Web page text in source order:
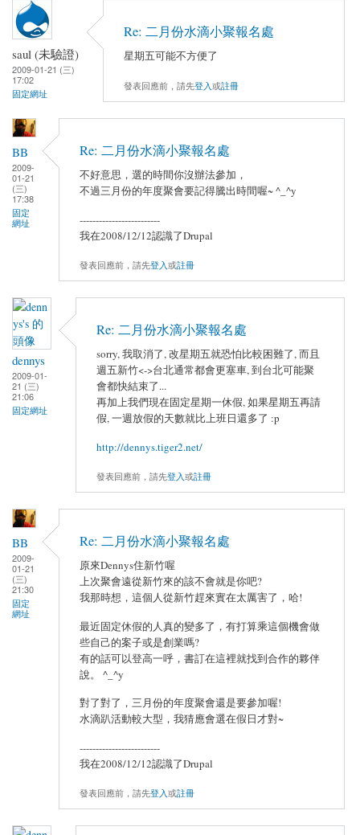
saul (未驗證)
2009-01-21 (三)
17:02
固定網址
Re: 二月份水滴小聚報名處
星期五可能不方便了
發表回應前，請先登入或註冊
BB
2009-
01-21
(三)
17:38
固定
網址
Re: 二月份水滴小聚報名處
不好意思，選的時間你沒辦法參加，
不過三月份的年度聚會要記得騰出時間喔~ ^_^y
-------------------------
我在2008/12/12認識了Drupal
發表回應前，請先登入或註冊
dennys
2009-01-
21 (三)
21:06
固定網址
Re: 二月份水滴小聚報名處
sorry, 我取消了, 改星期五就恐怕比較困難了, 而且
週五新竹<->台北通常都會更塞車, 到台北可能聚
會都快結束了...
再加上我們現在固定星期一休假, 如果星期五再請
假, 一週放假的天數就比上班日還多了 :p
http://dennys.tiger2.net/
發表回應前，請先登入或註冊
BB
2009-
01-21
(三)
21:30
固定
網址
Re: 二月份水滴小聚報名處
原來Dennys住新竹喔
上次聚會遠從新竹來的該不會就是你吧?
我那時想，這個人從新竹趕來實在太厲害了，哈!
最近固定休假的人真的變多了，有打算乘這個機會做
些自己的案子或是創業嗎?
有的話可以登高一呼，書訂在這裡就找到合作的夥伴
說。 ^_^y
對了對了，三月份的年度聚會還是要參加喔!
水滴趴活動較大型，我猜應會選在假日才對~
-------------------------
我在2008/12/12認識了Drupal
發表回應前，請先登入或註冊